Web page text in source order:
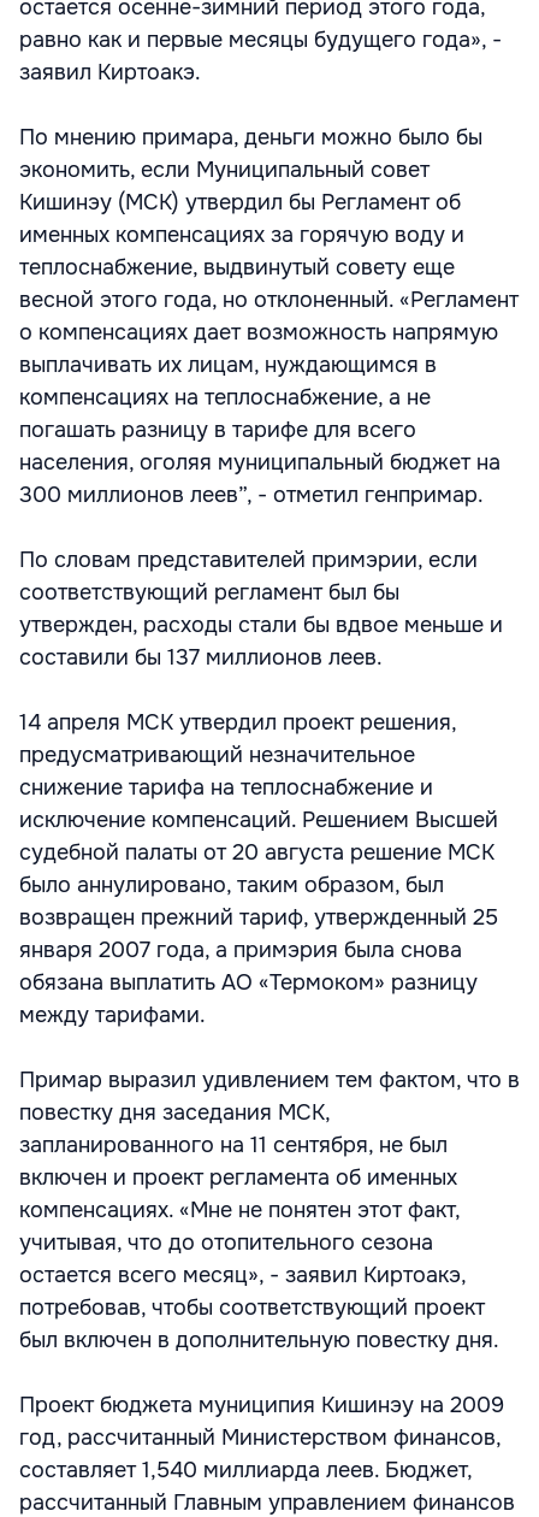
остается осенне-зимний период этого года,
равно как и первые месяцы будущего года», -
заявил Киртоакэ.
По мнению примара, деньги можно было бы
экономить, если Муниципальный совет
Кишинэу (МСК) утвердил бы Регламент об
именных компенсациях за горячую воду и
теплоснабжение, выдвинутый совету еще
весной этого года, но отклоненный. «Регламент
о компенсациях дает возможность напрямую
выплачивать их лицам, нуждающимся в
компенсациях на теплоснабжение, а не
погашать разницу в тарифе для всего
населения, оголяя муниципальный бюджет на
300 миллионов леев”, - отметил генпримар.
По словам представителей примэрии, если
соответствующий регламент был бы
утвержден, расходы стали бы вдвое меньше и
составили бы 137 миллионов леев.
14 апреля МСК утвердил проект решения,
предусматривающий незначительное
снижение тарифа на теплоснабжение и
исключение компенсаций. Решением Высшей
судебной палаты от 20 августа решение МСК
было аннулировано, таким образом, был
возвращен прежний тариф, утвержденный 25
января 2007 года, а примэрия была снова
обязана выплатить АО «Термоком» разницу
между тарифами.
Примар выразил удивлением тем фактом, что в
повестку дня заседания МСК,
запланированного на 11 сентября, не был
включен и проект регламента об именных
компенсациях. «Мне не понятен этот факт,
учитывая, что до отопительного сезона
остается всего месяц», - заявил Киртоакэ,
потребовав, чтобы соответствующий проект
был включен в дополнительную повестку дня.
Проект бюджета муниципия Кишинэу на 2009
год, рассчитанный Министерством финансов,
составляет 1,540 миллиарда леев. Бюджет,
рассчитанный Главным управлением финансов